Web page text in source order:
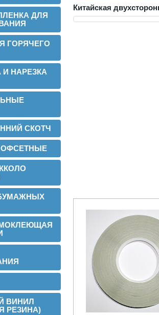
ДЛЯ
ГОРЯЧЕГО
И НАРЕЗКА
СКОТЧ
ВИНИЛ
РЕЗИНА)
с 3х дюймов на
Китайская